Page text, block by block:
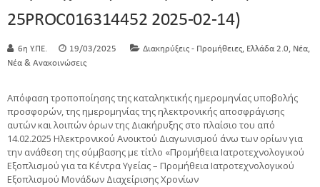
25PROC016314452 2025-02-14)
6η Υ.ΠΕ. 19/03/2025 Διακηρύξεις - Προμήθειες, Ελλάδα 2.0, Νέα,
Νέα & Ανακοινώσεις
Απόφαση τροποποίησης της καταληκτικής ημερομηνίας υποβολής
προσφορών, της ημερομηνίας της ηλεκτρονικής αποσφράγισης
αυτών και λοιπών όρων της Διακήρυξης στο πλαίσιο του από
14.02.2025 Ηλεκτρονικού Ανοικτού Διαγωνισμού άνω των ορίων για
την ανάθεση της σύμβασης με τίτλο «Προμήθεια Ιατροτεχνολογικού
Εξοπλισμού για τα Κέντρα Υγείας – Προμήθεια Ιατροτεχνολογικού
Εξοπλισμού Μονάδων Διαχείρισης Χρονίων